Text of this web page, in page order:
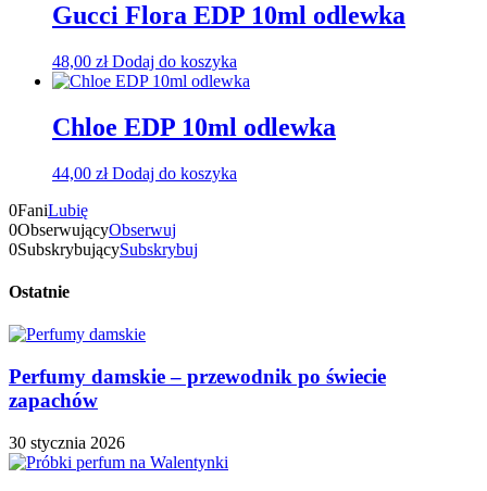
Gucci Flora EDP 10ml odlewka
48,00 zł Dodaj do koszyka
Chloe EDP 10ml odlewka
44,00 zł Dodaj do koszyka
0FaniLubię
0ObserwującyObserwuj
0SubskrybującySubskrybuj
Ostatnie
Perfumy damskie – przewodnik po świecie
zapachów
30 stycznia 2026